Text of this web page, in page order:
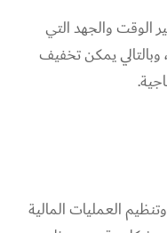
الوقت والجهد التي
وبالتالي يمكن تخفيف
العمليات المالية